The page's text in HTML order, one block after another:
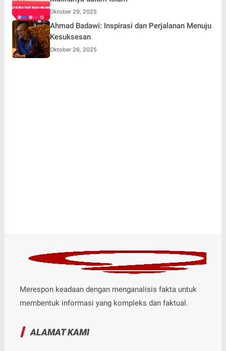
Oktober 29, 2025
Ahmad Badawi: Inspirasi dan Perjalanan Menuju
Kesuksesan
Oktober 26, 2025
Merespon keadaan dengan menganalisis fakta untuk
membentuk informasi yang kompleks dan faktual.
ALAMAT KAMI